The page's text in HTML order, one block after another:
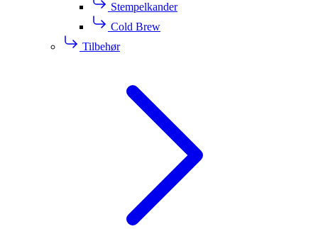
Stempelkander
Cold Brew
Tilbehør